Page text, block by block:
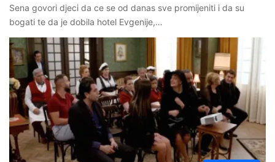
Sena govori djeci da ce se od danas sve promijeniti i da su
bogati te da je dobila hotel Evgenije,…